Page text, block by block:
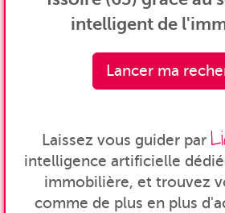
intelligent de
Lancer ma
Laissez vous guider par
intelligence artificielle
immobilière, et trouvez
comme de plus en plus